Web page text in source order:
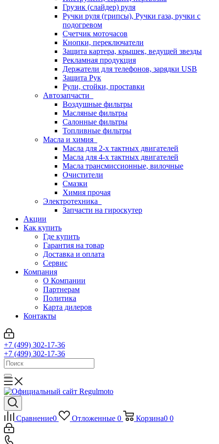
Грузик (слайдер) руля
Ручки руля (грипсы), Ручки газа, ручки с
подогревом
Счетчик моточасов
Кнопки, переключатели
Защита картера, крышек, ведущей звезды
Рекламная продукция
Держатели для телефонов, зарядки USB
Защита Рук
Рули, стойки, проставки
Автозапчасти
Воздушные фильтры
Масляные фильтры
Салонные фильтры
Топливные фильтры
Масла и химия
Масла для 2-х тактных двигателей
Масла для 4-х тактных двигателей
Масла трансмиссионные, вилочные
Очистители
Смазки
Химия прочая
Электротехника
Запчасти на гироскутер
Акции
Как купить
Где купить
Гарантия на товар
Доставка и оплата
Сервис
Компания
О Компании
Партнерам
Политика
Карта дилеров
Контакты
+7 (499) 302-17-36
+7 (499) 302-17-36
Сравнение0 Отложенные 0 Корзина0 0